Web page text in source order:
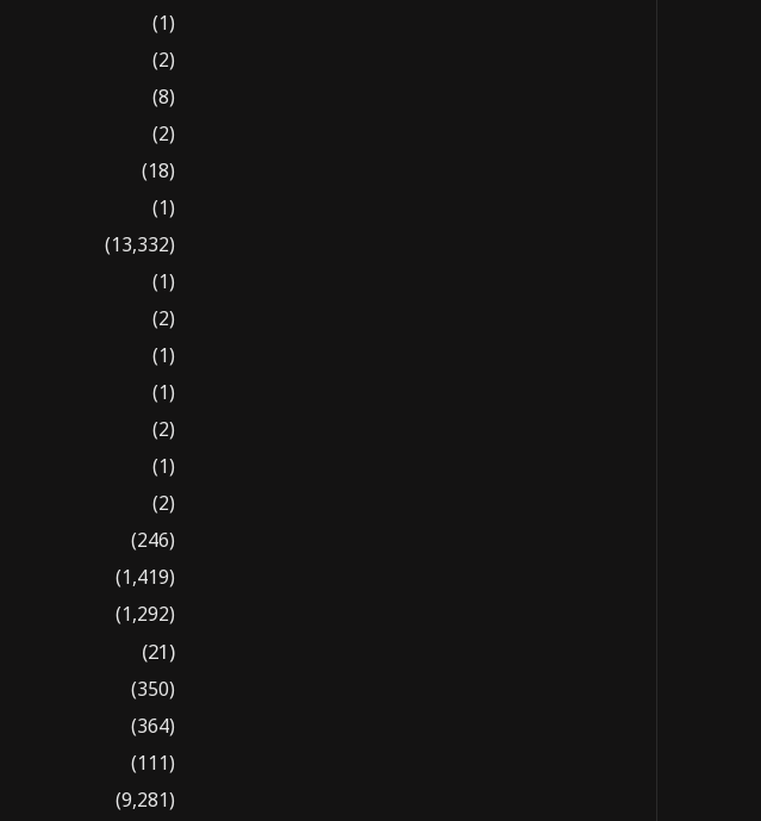
(1)
(2)
(8)
(2)
(18)
(1)
(13,332)
(1)
(2)
(1)
(1)
(2)
(1)
(2)
(246)
(1,419)
(1,292)
(21)
(350)
(364)
(111)
(9,281)